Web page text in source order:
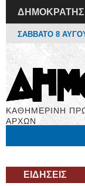
ΔΗΜΟΚΡΑΤΗΣ
ΣΑΒΒΑΤΟ 8
ΚΑΘΗΜΕΡΙΝΗ
ΑΡΧΩΝ
ΕΙΔΗΣΕΙΣ